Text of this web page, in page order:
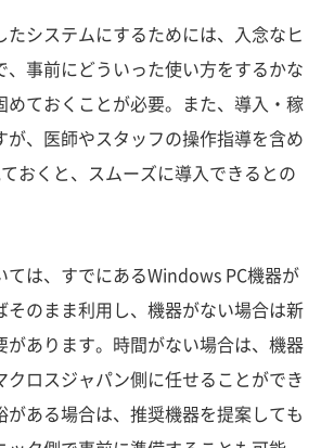
たシステムにするためには、入念なヒ
、事前にどういった使い方をするかな
めておくことが必要。また、導入・稼
が、医師やスタッフの操作指導を含め
おくと、スムーズに導入できるとの
ては、すでにあるWindows PC機器が
そのまま利用し、機器がない場合は新
があります。時間がない場合は、機器
クロスジャパン側に任せることができ
がある場合は、推奨機器を提案しても